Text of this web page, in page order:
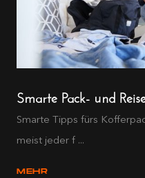
Smarte Pack- und
Smarte Tipps fürs
meist jeder f ...
MEHR